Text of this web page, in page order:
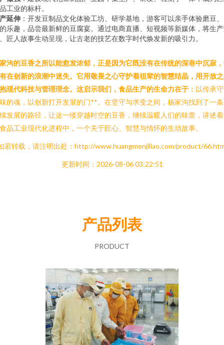
工业的标杆。
延伸 ：开发豆制品文化体验工坊、研学基地，游客可以亲手体验磨豆
乐趣，品尝最新鲜的豆腐宴。通过电商直播、短视频等新媒体，将生
匠人故事生动呈现，让古老的技艺在数字时代焕发新的吸引力。
沟的豆香之所以能愈发浓郁，正是因为它既没有在传统的深巷中沉寂
在创新的浪潮中迷失。它用敬畏之心守护着祖辈的智慧结晶，用开放
现代科技与管理理念。这启示我们，食品生产的生命力在于： 以传承
的魂，以创新打开发展的门**。在坚守与求变之间，杨家沟找到了一
发展的路径，让这一缕穿越时空的豆香，继续温暖人们的味蕾，讲述
品工业现代化进程中，一个关于匠心、智慧与情怀的生动故事。
若转载，请注明出处：http://www.huangmenjiliao.com/product/
更新时间：2026-08-06 03:22:51
产品列表
PRODUCT